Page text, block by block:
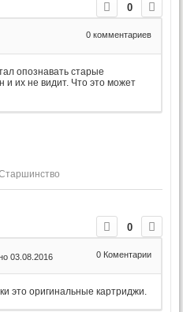
0
0 комментариев
опознавать старые
и их не видит. Что это может
0
03.08.2016 0 Коментарии
это оригинальные картриджи.